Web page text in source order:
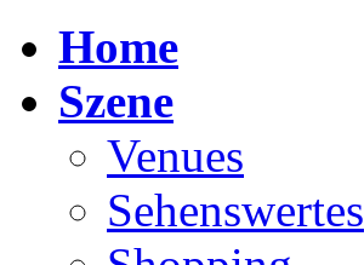
Home
Szene
Venues
Sehenswertes